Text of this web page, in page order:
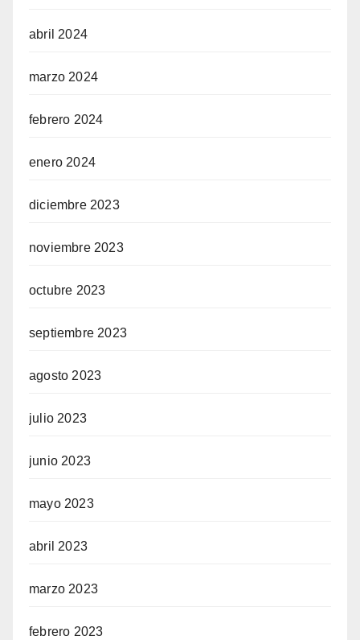
abril 2024
marzo 2024
febrero 2024
enero 2024
diciembre 2023
noviembre 2023
octubre 2023
septiembre 2023
agosto 2023
julio 2023
junio 2023
mayo 2023
abril 2023
marzo 2023
febrero 2023